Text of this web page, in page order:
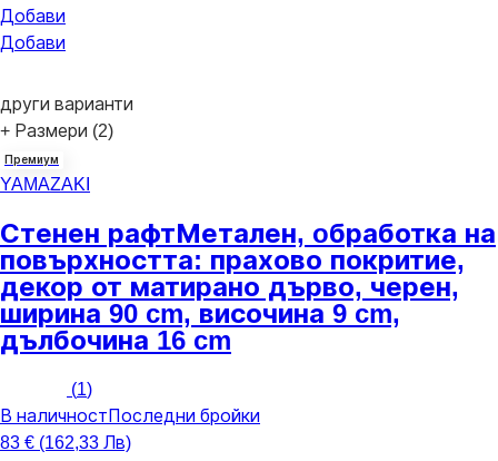
Добави
Добави
други варианти
+ Размери (2)
Премиум
YAMAZAKI
Стенен рафтМетален, oбработка на
повърхността: прахово покритие,
декор от матирано дърво, черен,
ширина 90 cm, височина 9 cm,
дълбочина 16 cm
(1)
В наличност Последни бройки
83 € (162,33 Лв)